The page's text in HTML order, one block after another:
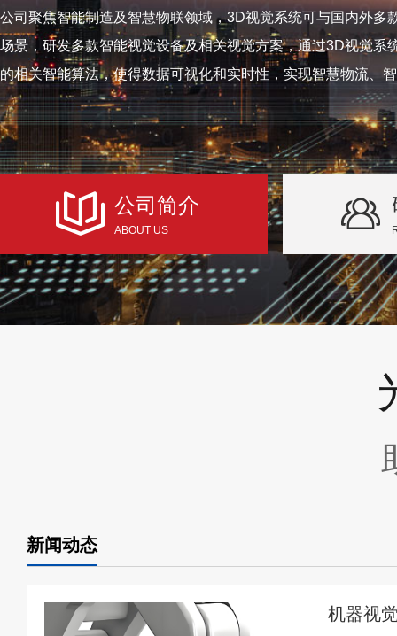
公司聚焦智能制造及智慧物联领域，3D视觉系统可与国内外
场景，研发多款智能视觉设备及相关视觉方案，通过3D视觉
的相关智能算法，使得数据可视化和实时性，实现智慧物流、
公司简介
ABOUT US
新闻动态
机器视